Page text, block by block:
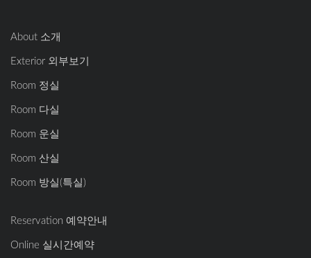
About 소개
Exterior 외부보기
Room 정실
Room 다실
Room 운실
Room 산실
Room 방실(특실)
Reservation 예약안내
Online 실시간예약